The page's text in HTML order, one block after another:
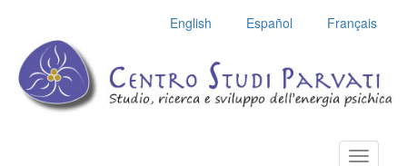
English Español Français
Toggle